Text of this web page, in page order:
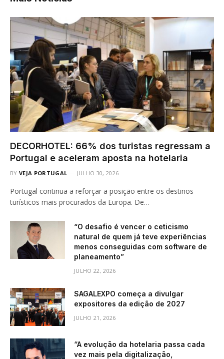
DECORHOTEL: 66% dos turistas regressam a
Portugal e aceleram aposta na hotelaria
BY VEJA PORTUGAL JULHO 30, 2026
Portugal continua a reforçar a posição entre os destinos
turísticos mais procurados da Europa. De…
“O desafio é vencer o ceticismo
natural de quem já teve experiências
menos conseguidas com software de
planeamento”
JULHO 22, 2026
SAGALEXPO começa a divulgar
expositores da edição de 2027
JULHO 21, 2026
“A evolução da hotelaria passa cada
vez mais pela digitalização,